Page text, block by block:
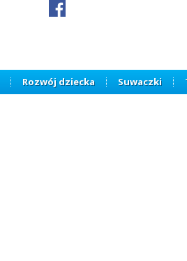
Rozwój dziecka Suwaczki